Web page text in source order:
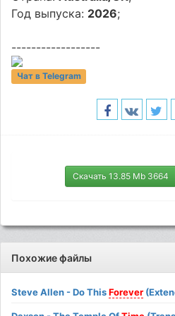
Год выпуска: 2026;
------------------
Чат в Telegram
Скачать 13.85 Mb 3664
Похожие файлы
Steve Allen - Do ThisForever